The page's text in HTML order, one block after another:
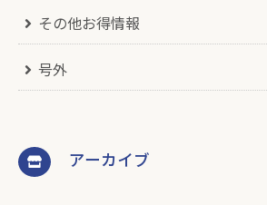
その他お得情報
号外
アーカイブ